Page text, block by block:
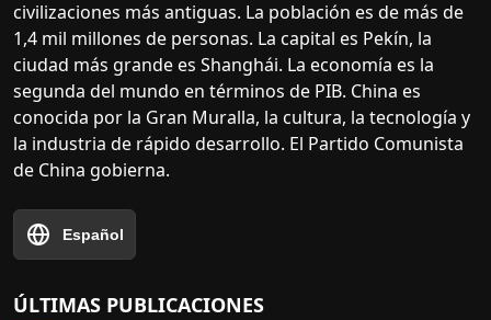
civilizaciones más antiguas. La población es de más de
1,4 mil millones de personas. La capital es Pekín, la
ciudad más grande es Shanghái. La economía es la
segunda del mundo en términos de PIB. China es
conocida por la Gran Muralla, la cultura, la tecnología y
la industria de rápido desarrollo. El Partido Comunista
de China gobierna.
Español
ÚLTIMAS PUBLICACIONES